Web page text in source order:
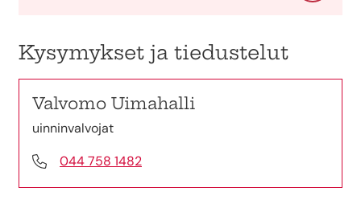
Kysymykset ja tiedustelut
Valvomo Uimahalli
uinninvalvojat
044 758 1482